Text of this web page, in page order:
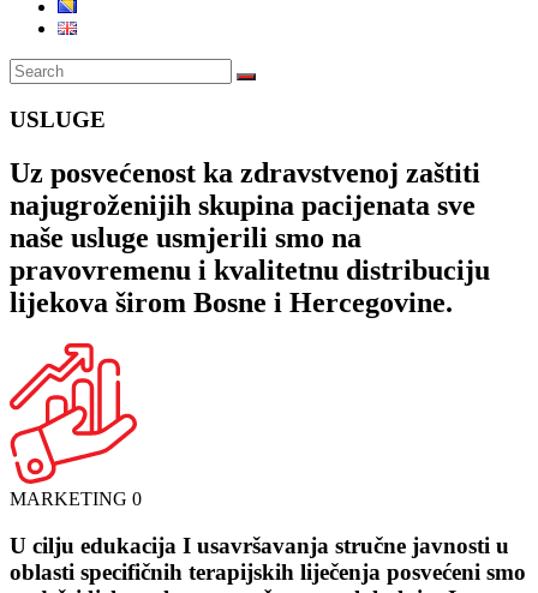
USLUGE
Uz posvećenost ka zdravstvenoj zaštiti
najugroženijih skupina pacijenata sve
naše usluge usmjerili smo na
pravovremenu i kvalitetnu distribuciju
lijekova širom Bosne i Hercegovine.
MARKETING 0
U cilju edukacija I usavršavanja stručne javnosti u
oblasti specifičnih terapijskih liječenja posvećeni smo